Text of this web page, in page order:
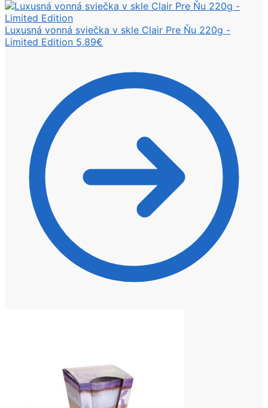
Luxusná vonná sviečka v skle Clair Pre Ňu 220g -
Limited Edition 5,89€